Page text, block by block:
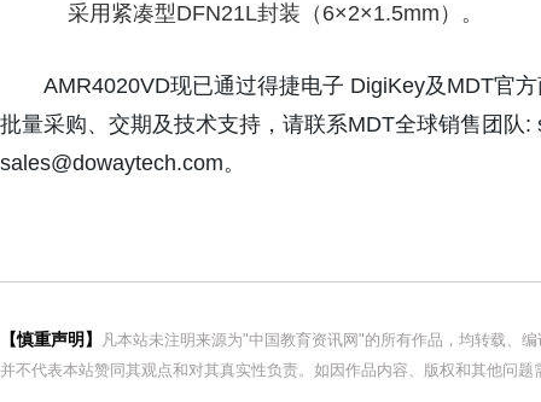
采用紧凑型DFN21L封装（6×2×1.5mm）。
AMR4020VD现已通过得捷电子 DigiKey及MDT官
批量采购、交期及技术支持，请联系MDT全球销售团队:
sales@dowaytech.com。
【慎重声明】
凡本站未注明来源为"中国教育资讯网"的所有作品，均转载、
并不代表本站赞同其观点和对其真实性负责。如因作品内容、版权和其他问